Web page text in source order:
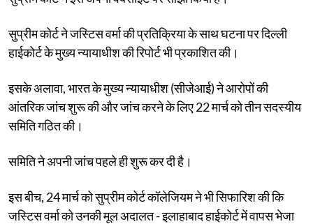
सुप्रीम कोर्ट ने जस्टिस वर्मा की प्रतिक्रिया के साथ घटना पर दिल्ली
हाईकोर्ट के मुख्य न्यायाधीश की रिपोर्ट भी प्रकाशित की।
इसके अलावा, भारत के मुख्य न्यायाधीश (सीजेआई) ने आरोपों की
आंतरिक जांच शुरू की और जांच करने के लिए 22 मार्च को तीन सदस्यीय
समिति गठित की।
समिति ने अपनी जांच पहले ही शुरू कर दी है।
इस बीच, 24 मार्च को सुप्रीम कोर्ट कॉलेजियम ने भी सिफारिश की कि
जस्टिस वर्मा को उनकी मूल अदालत - इलाहाबाद हाईकोर्ट में वापस भेजा